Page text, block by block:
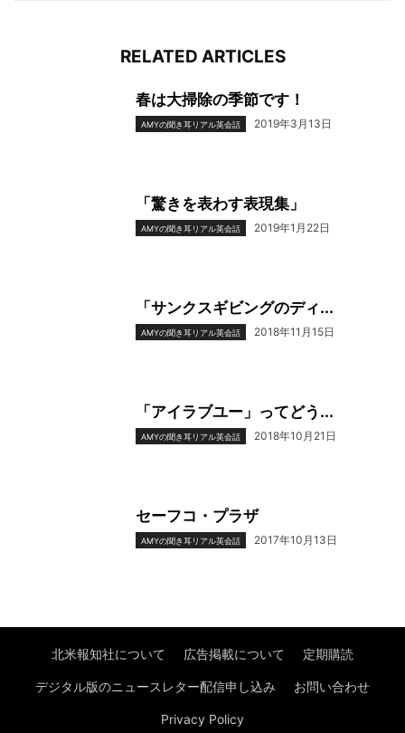
RELATED ARTICLES
春は大掃除の季節です！
AMYの聞き耳リアル英会話 2019年3月13日
「驚きを表わす表現集」
AMYの聞き耳リアル英会話 2019年1月22日
「サンクスギビングのディ...
AMYの聞き耳リアル英会話 2018年11月15日
「アイラブユー」ってどう...
AMYの聞き耳リアル英会話 2018年10月21日
セーフコ・プラザ
AMYの聞き耳リアル英会話 2017年10月13日
北米報知社について 広告掲載について 定期購読
デジタル版のニュースレター配信申し込み お問い合わせ
Privacy Policy